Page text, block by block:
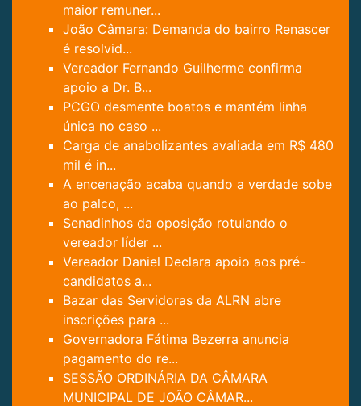
maior remuner...
João Câmara: Demanda do bairro Renascer
é resolvid...
Vereador Fernando Guilherme confirma
apoio a Dr. B...
PCGO desmente boatos e mantém linha
única no caso ...
Carga de anabolizantes avaliada em R$ 480
mil é in...
A encenação acaba quando a verdade sobe
ao palco, ...
Senadinhos da oposição rotulando o
vereador líder ...
Vereador Daniel Declara apoio aos pré-
candidatos a...
Bazar das Servidoras da ALRN abre
inscrições para ...
Governadora Fátima Bezerra anuncia
pagamento do re...
SESSÃO ORDINÁRIA DA CÂMARA
MUNICIPAL DE JOÃO CÂMAR...